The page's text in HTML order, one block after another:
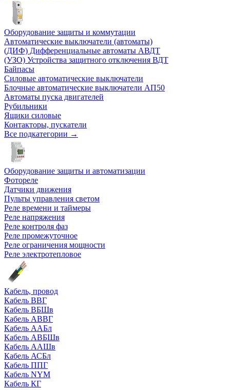
Оборудование защиты и коммутации
Автоматические выключатели (автоматы)
(ДИФ) Дифференциальные автоматы АВДТ
(УЗО) Устройства защитного отключения ВДТ
Байпасы
Силовые автоматические выключатели
Блочные автоматические выключатели АП50
Автоматы пуска двигателей
Рубильники
Ящики силовые
Контакторы, пускатели
Все подкатегории →
Оборудование защиты и автоматизации
Фотореле
Датчики движения
Пульты управления светом
Реле времени и таймеры
Реле напряжения
Реле контроля фаз
Реле промежуточное
Реле ограничения мощности
Реле электротепловое
Кабель, провод
Кабель ВВГ
Кабель ВБШв
Кабель АВВГ
Кабель ААБл
Кабель АВБШв
Кабель ААШв
Кабель АСБл
Кабель ППГ
Кабель NYM
Кабель КГ